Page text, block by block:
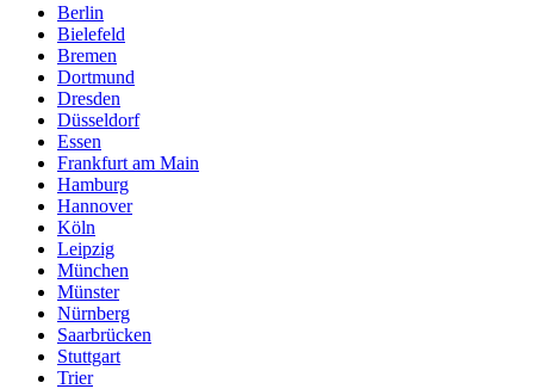
Berlin
Bielefeld
Bremen
Dortmund
Dresden
Düsseldorf
Essen
Frankfurt am Main
Hamburg
Hannover
Köln
Leipzig
München
Münster
Nürnberg
Saarbrücken
Stuttgart
Trier